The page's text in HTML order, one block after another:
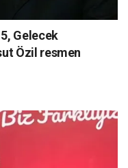
5, Gelecek
Özil resmen